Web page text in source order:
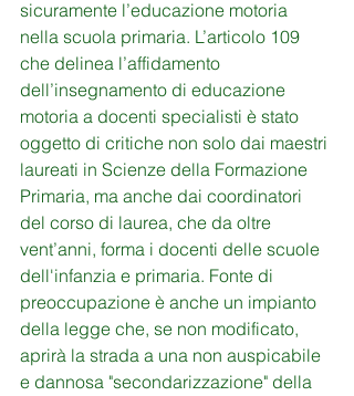
sicuramente l’educazione motoria
nella scuola primaria. L’articolo 109
che delinea l’affidamento
dell’insegnamento di educazione
motoria a docenti specialisti è stato
oggetto di critiche non solo dai maestri
laureati in Scienze della Formazione
Primaria, ma anche dai coordinatori
del corso di laurea, che da oltre
vent’anni, forma i docenti delle scuole
dell'infanzia e primaria. Fonte di
preoccupazione è anche un impianto
della legge che, se non modificato,
aprirà la strada a una non auspicabile
e dannosa "secondarizzazione" della